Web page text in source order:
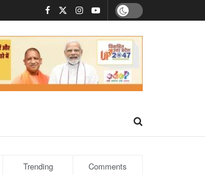
Trending Comments